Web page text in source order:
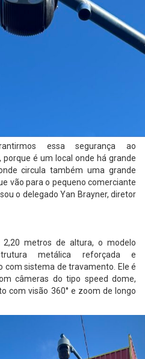
essa segurança ao
é um local onde há grande
circula também uma grande
vão para o pequeno comerciante
o delegado Yan Brayner, diretor
2,20 metros de altura, o modelo
metálica reforçada e
sistema de travamento. Ele é
câmeras do tipo speed dome,
com visão 360° e zoom de longo